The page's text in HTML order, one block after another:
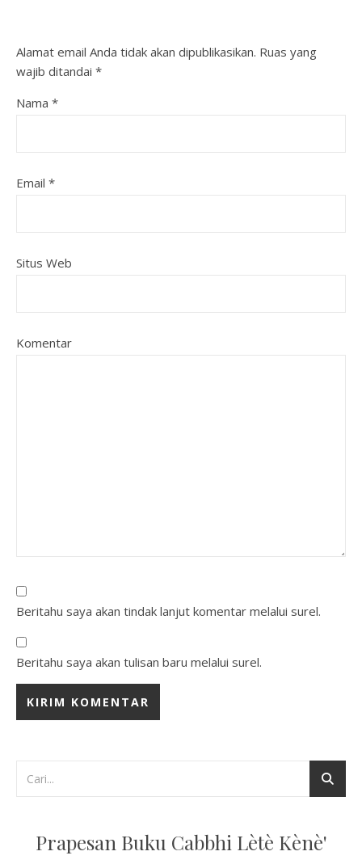
Alamat email Anda tidak akan dipublikasikan. Ruas yang
wajib ditandai *
Nama *
Email *
Situs Web
Komentar
Beritahu saya akan tindak lanjut komentar melalui surel.
Beritahu saya akan tulisan baru melalui surel.
Prapesan Buku Cabbhi Lètè Kènè'